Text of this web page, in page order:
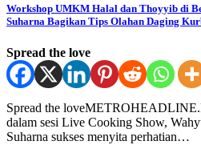
Workshop UMKM Halal dan Thoyyib di
Suharna Bagikan Tips Olahan Daging
Spread the love
Spread the
dalam sesi Live Cooking Show,
Suharna sukses menyita perhatian…